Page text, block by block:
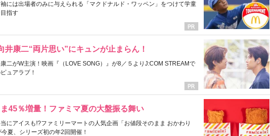
には出場者のみに与えられる「マクドナルド・ワッペン」をつけて学童
指す
井康二“両片思い”にキュンが止まらん！
二がW主演！映画『（LOVE SONG）』が8／５よりJ:COM STREAMで
ュアラブ！
45％増量！ファミマ夏の大盤振る舞い
にアイスも!?ファミリーマートの人気企画「お値段そのまま おかわり
夏、シリーズ初の年2回開催！